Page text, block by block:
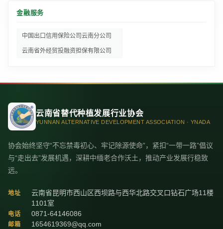
金融服务
中国出口信用保险公司云南分公司
云南省外经贸投融资担保有限公司
云南省替代种植发展行业协会
YUNNAN ALTERNATIVE DEVELOPMENT ASSOCIATION · YNADA
协会始终坚守“不忘禁毒初心、牢记除源使命”，紧扣“一带一路”倡议
与“走出去”发展机遇，深耕中缅老合作沃土，推动产业发展行稳致
远。
地址
云南省昆明市西山区西坝路与西华北路交叉口钻石广场11楼
1101室
电话 0871-64146086
邮箱 1654619369@qq.com